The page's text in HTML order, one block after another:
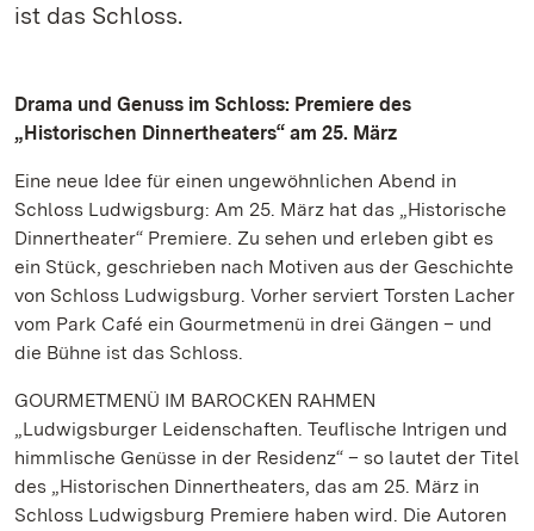
ist das Schloss.
Drama und Genuss im Schloss: Premiere des
„Historischen Dinnertheaters“ am 25. März
Eine neue Idee für einen ungewöhnlichen Abend in
Schloss Ludwigsburg: Am 25. März hat das „Historische
Dinnertheater“ Premiere. Zu sehen und erleben gibt es
ein Stück, geschrieben nach Motiven aus der Geschichte
von Schloss Ludwigsburg. Vorher serviert Torsten Lacher
vom Park Café ein Gourmetmenü in drei Gängen – und
die Bühne ist das Schloss.
GOURMETMENÜ IM BAROCKEN RAHMEN
„Ludwigsburger Leidenschaften. Teuflische Intrigen und
himmlische Genüsse in der Residenz“ – so lautet der Titel
des „Historischen Dinnertheaters, das am 25. März in
Schloss Ludwigsburg Premiere haben wird. Die Autoren